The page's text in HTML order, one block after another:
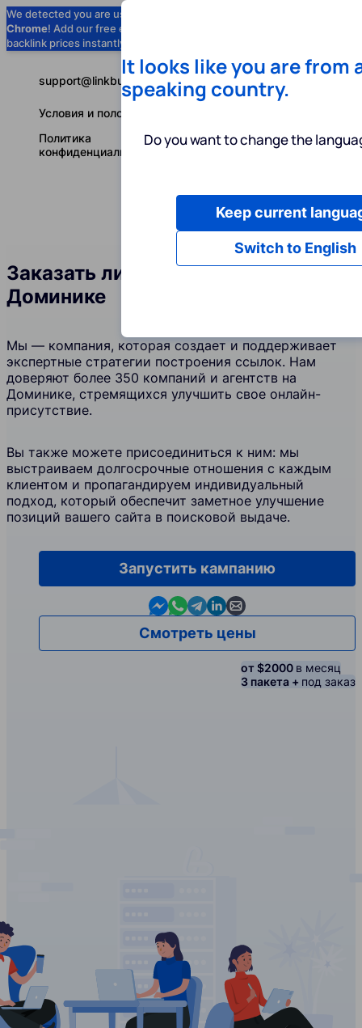
We detected you are using
Chrome! Add our free extension to check
backlink prices instantly as you browse.
Услуги
Русский
support@linkbuilder.com
Условия и положения
Политика
конфиденциальности
Заказать линкбилдинг на
Доминике
Мы — компания, которая создает и поддерживает
экспертные стратегии построения ссылок. Нам
доверяют более 350 компаний и агентств на
Доминике, стремящихся улучшить свое онлайн-
присутствие.
Вы также можете присоединиться к ним: мы
выстраиваем долгосрочные отношения с каждым
клиентом и пропагандируем индивидуальный
подход, который обеспечит заметное улучшение
позиций вашего сайта в поисковой выдаче.
Запустить кампанию
Contact us in Messenger
Contact us in WhatsApp
Contact us in Telegram
Contact us in Linkedin
Contact us by email
Смотреть цены
от $2000 в месяц
3 пакета + под заказ
It looks like you are from
speaking country.
Do you want to change the
Switch to English
Keep current